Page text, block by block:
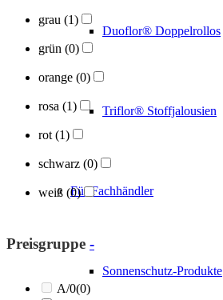
Duoflor® Doppelrollos
Triflor® Stoffjalousien
Für Fachhändler
Sonnenschutz-Produkte
grau (1)
grün (0)
orange (0)
rosa (1)
rot (1)
schwarz (0)
weiß (0)
Preisgruppe -
A/0(0)